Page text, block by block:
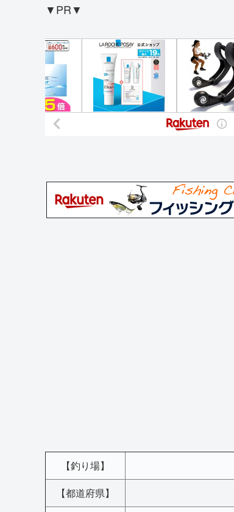
▼PR▼
【釣り場】
【都道府県】